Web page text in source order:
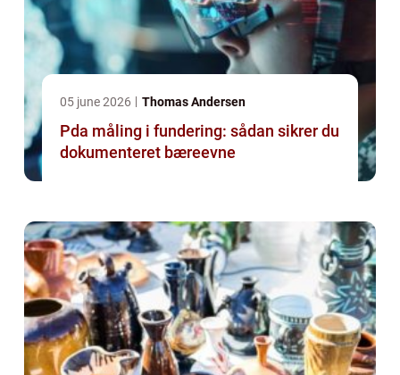
05 june 2026 Thomas Andersen
Pda måling i fundering: sådan sikrer du
dokumenteret bæreevne